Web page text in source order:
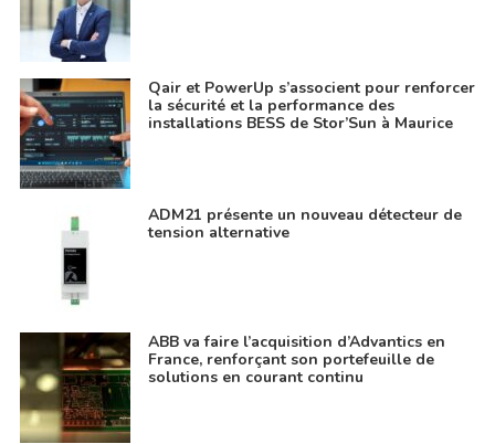
Qair et PowerUp s’associent pour renforcer
la sécurité et la performance des
installations BESS de Stor’Sun à Maurice
ADM21 présente un nouveau détecteur de
tension alternative
ABB va faire l’acquisition d’Advantics en
France, renforçant son portefeuille de
solutions en courant continu